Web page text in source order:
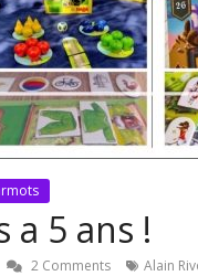
a 5 ans !
2 Comments Alain